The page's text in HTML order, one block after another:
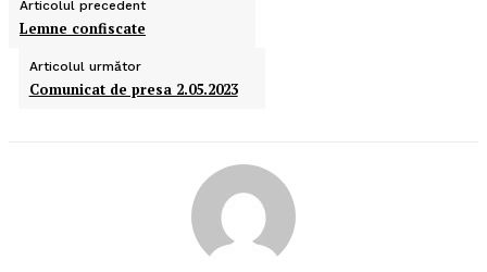
Articolul precedent
Lemne confiscate
Articolul următor
Comunicat de presa 2.05.2023